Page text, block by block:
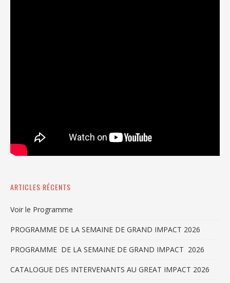
ARTICLES RÉCENTS
Voir le Programme
PROGRAMME DE LA SEMAINE DE GRAND IMPACT 2026
PROGRAMME DE LA SEMAINE DE GRAND IMPACT 2026
CATALOGUE DES INTERVENANTS AU GREAT IMPACT 2026